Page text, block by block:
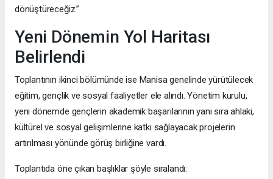
dönüştüreceğiz.”
Yeni Dönemin Yol Haritası
Belirlendi
Toplantının ikinci bölümünde ise Manisa genelinde yürütülecek
eğitim, gençlik ve sosyal faaliyetler ele alındı. Yönetim kurulu,
yeni dönemde gençlerin akademik başarılarının yanı sıra ahlaki,
kültürel ve sosyal gelişimlerine katkı sağlayacak projelerin
artırılması yönünde görüş birliğine vardı.
Toplantıda öne çıkan başlıklar şöyle sıralandı: